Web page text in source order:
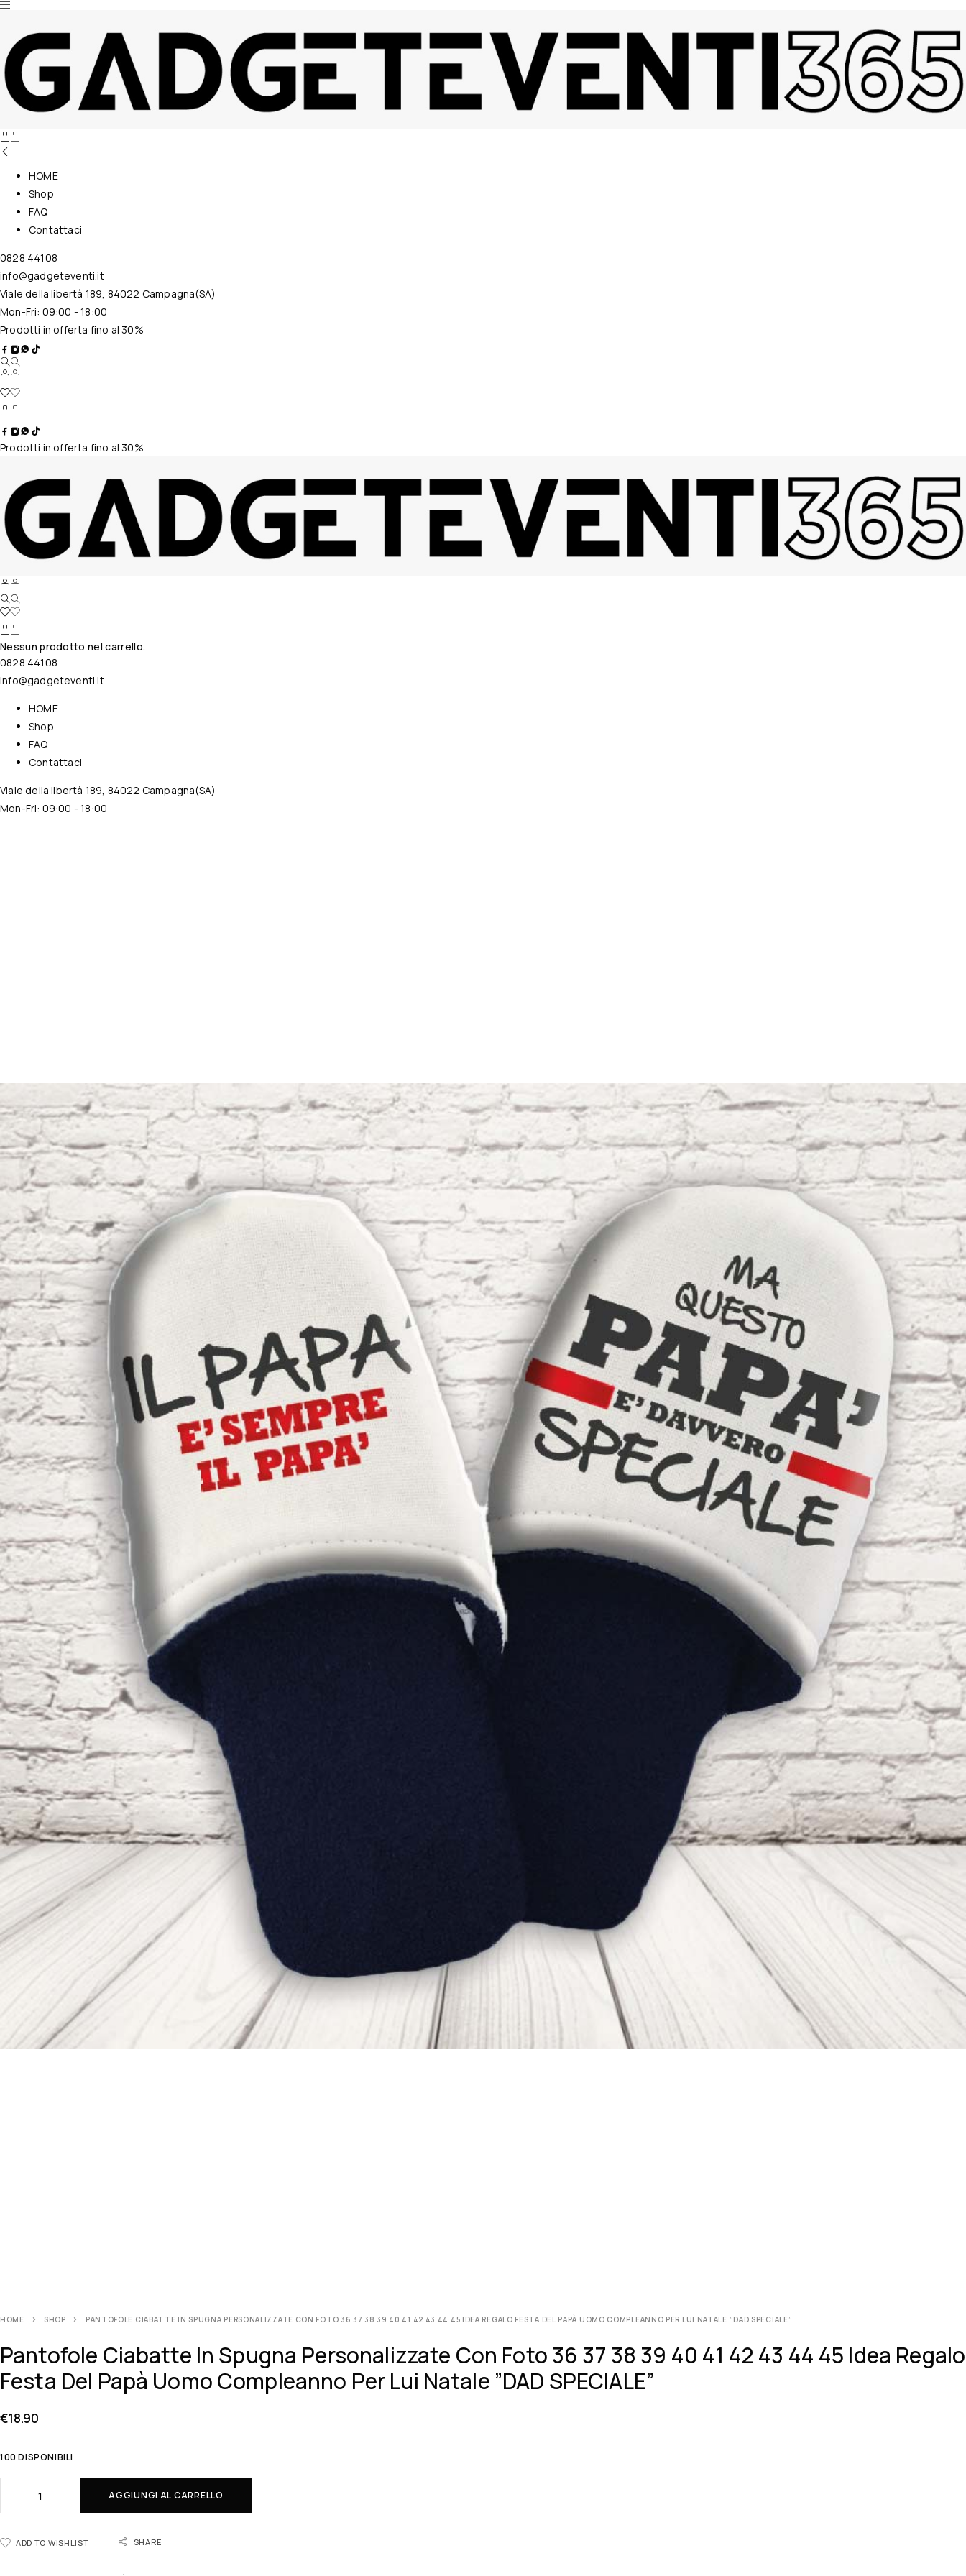
Nessun prodotto nel carrello.
HOME
Shop
FAQ
Contattaci
0828 44108
info@gadgeteventi.it
Viale della libertà 189, 84022 Campagna(SA)
Mon-Fri: 09:00 - 18:00
Prodotti in offerta fino al 30%
Prodotti in offerta fino al 30%
Nessun prodotto nel carrello.
0828 44108
info@gadgeteventi.it
HOME
Shop
FAQ
Contattaci
Viale della libertà 189, 84022 Campagna(SA)
Mon-Fri: 09:00 - 18:00
HOME SHOP PANTOFOLE CIABATTE IN SPUGNA PERSONALIZZATE CON FOTO 36 37 38 39 40 41 42 43 44 45 IDEA REGALO FESTA DEL PAPÀ UOMO COMPLEANNO PER LUI NATALE ”DAD SPECIALE”
Pantofole Ciabatte In Spugna Personalizzate Con Foto 36 37 38 39 40 41 42 43 44 45 Idea Regalo
Festa Del Papà Uomo Compleanno Per Lui Natale ”DAD SPECIALE”
€18.90
100 DISPONIBILI
AGGIUNGI AL CARRELLO
ADD TO WISHLIST SHARE